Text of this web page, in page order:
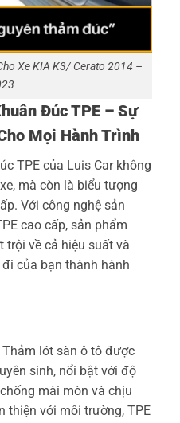
Xe KIA K3/ Cerato 2014 –
Đúc TPE – Sự
Mọi Hành Trình
TPE của Luis Car không
mà còn là biểu tượng
Với công nghệ sản
cao cấp, sản phẩm
trội về cả hiệu suất và
của bạn thành hành
lót sàn ô tô được
sinh, nổi bật với độ
mài mòn và chịu
thiện với môi trường, TPE